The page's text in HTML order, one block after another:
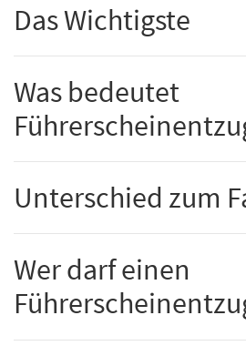
Das Wichtigste
Was bedeutet
Unterschied zum
Wer darf einen